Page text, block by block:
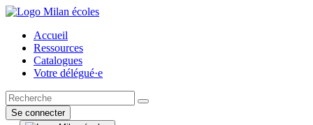
Accueil
Ressources
Catalogues
Votre délégué·e
Se connecter